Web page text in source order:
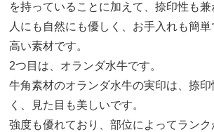
を持っていることに加えて、捺印性も兼
人にも自然にも優しく、お手入れも簡
高い素材です。
2つ目は、オランダ水牛です。
牛角素材のオランダ水牛の実印は、捺
く、見た目も美しいです。
強度も優れており、部位によってランク